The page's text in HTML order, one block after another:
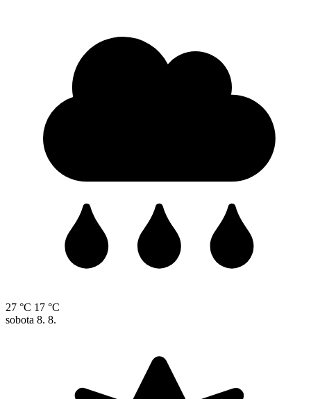
27 °C 17 °C
sobota 8. 8.